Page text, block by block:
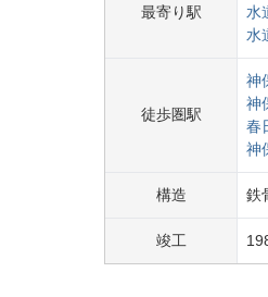
最寄り駅
水
水
徒歩圏駅
神
神
春
神
構造 鉄
竣工